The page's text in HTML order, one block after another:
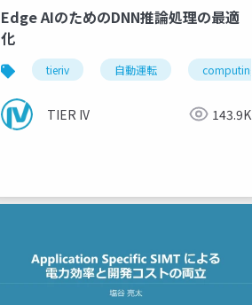
tierivmeetup
Edge AIのためのDNN推論処理の最適
化
tieriv 自動運転 computing
TIER IV 143.9K